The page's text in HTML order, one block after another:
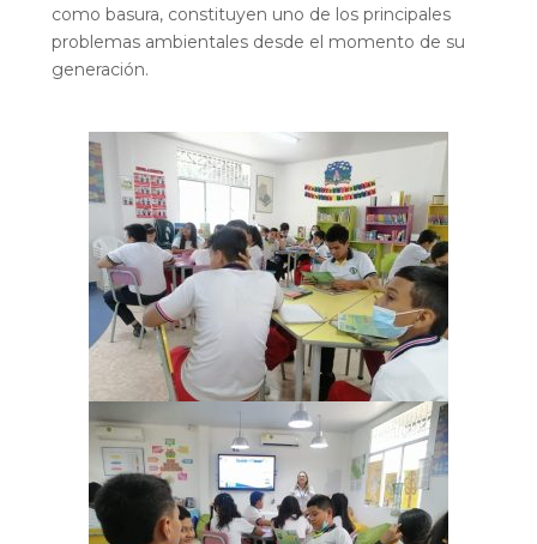
como basura, constituyen uno de los principales
problemas ambientales desde el momento de su
generación.